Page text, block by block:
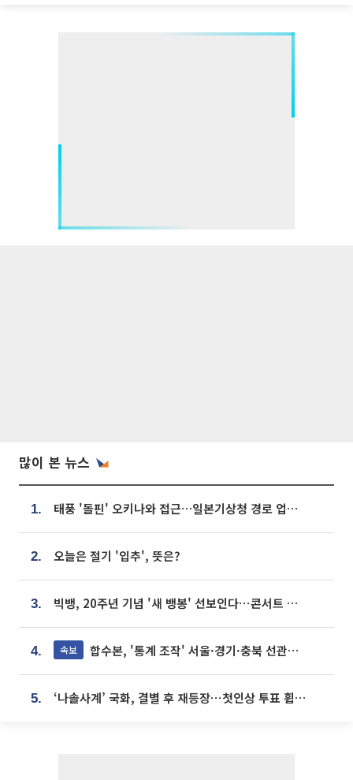
많이 본 뉴스
1. 태풍 '돌핀' 오키나와 접근…일본기상청 경로 업데이트
2. 오늘은 절기 '입추', 뜻은?
3. 빅뱅, 20주년 기념 '새 뱅봉' 선보인다⋯콘서트 앞두고 팝업 개최
4. 속보 합수본, '통계 조작' 서울·경기·충북 선관위 등 추가 압수수색
5. ‘나솔사계’ 국화, 결별 후 재등장⋯첫인상 투표 휩쓸고 ‘인기녀’ 등극